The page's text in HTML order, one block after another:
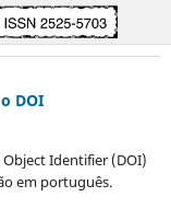
DOI
Identifier (DOI)
em português.